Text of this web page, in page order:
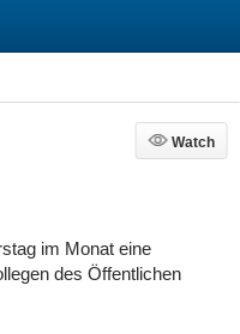
Watch
Watch
im Monat eine
des Öffentlichen